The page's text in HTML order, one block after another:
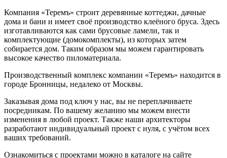
Компания «Теремъ» строит деревянные коттеджи, дачные
дома и бани и имеет своё производство клеёного бруса. Здесь
изготавливаются как сами брусовые ламели, так и
комплектующие (домокомплекты), из которых затем
собирается дом. Таким образом мы можем гарантировать
высокое качество пиломатериала.
Производственный комплекс компании «Теремъ» находится в
городе Бронницы, недалеко от Москвы.
Заказывая дома под ключ у нас, вы не переплачиваете
посредникам. По вашему желанию мы можем внести
изменения в любой проект. Также наши архитекторы
разработают индивидуальный проект с нуля, с учётом всех
ваших требований.
Ознакомиться с проектами можно в каталоге на сайте